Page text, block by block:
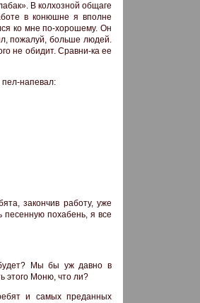
В колхозной общаге
в конюшне я вполне
ко мне по-хорошему. Он
пожалуй, больше людей.
не обидит. Сравни-ка ее
пел-напевал:
закончив работу, уже
песенную похабень, я все
Мы бы уж давно в
этого Моню, что ли?
и самых преданных